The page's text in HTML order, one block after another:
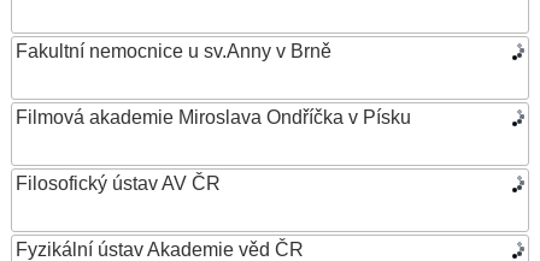
Fakultní nemocnice u sv.Anny v Brně
Filmová akademie Miroslava Ondříčka v Písku
Filosofický ústav AV ČR
Fyzikální ústav Akademie věd ČR